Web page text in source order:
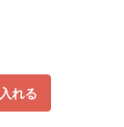
れる